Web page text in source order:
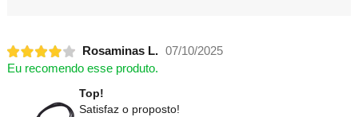
Rosaminas L. 07/10/2025
Eu recomendo esse produto.
Top!
Satisfaz o proposto!